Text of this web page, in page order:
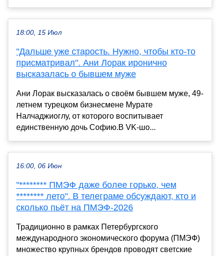
18:00, 15 Июл
"Дальше уже старость. Нужно, чтобы кто-то
присматривал". Ани Лорак иронично
высказалась о бывшем муже
Ани Лорак высказалась о своём бывшем муже, 49-
летнем турецком бизнесмене Мурате
Налчаджиоглу, от которого воспитывает
единственную дочь Софию.В VK-шо...
16:00, 06 Июн
"******** ПМЭФ даже более горько, чем
******** лето". В телеграме обсуждают, кто и
сколько пьёт на ПМЭФ-2026
Традиционно в рамках Петербургского
международного экономического форума (ПМЭФ)
множество крупных брендов проводят светские